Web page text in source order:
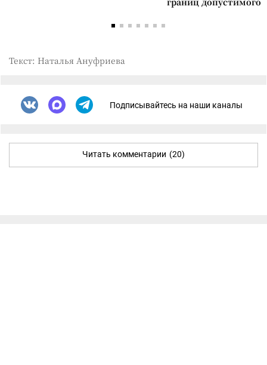
Текст: Наталья Ануфриева
Подписывайтесь на наши каналы
Читать комментарии (20)